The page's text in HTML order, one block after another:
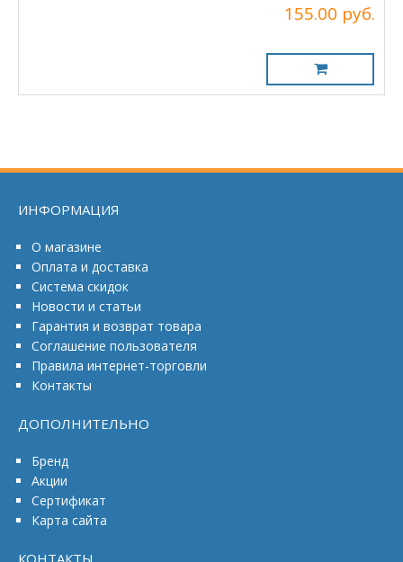
155.00 руб.
ИНФОРМАЦИЯ
О магазине
Оплата и доставка
Система скидок
Новости и статьи
Гарантия и возврат товара
Соглашение пользователя
Правила интернет-торговли
Контакты
ДОПОЛНИТЕЛЬНО
Бренд
Акции
Сертификат
Карта сайта
КОНТАКТЫ